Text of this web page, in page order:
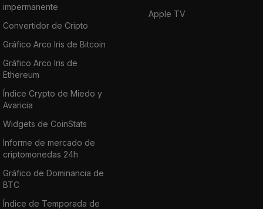
impermanente
Convertidor de Cripto
Gráfico Arco Iris de Bitcoin
Gráfico Arco Iris de
Ethereum
Índice Crypto de Miedo y
Avaricia
Widgets de CoinStats
Informe de mercado de
criptomonedas 24h
Gráfico de Dominancia de
BTC
Índice de Temporada de
Apple TV